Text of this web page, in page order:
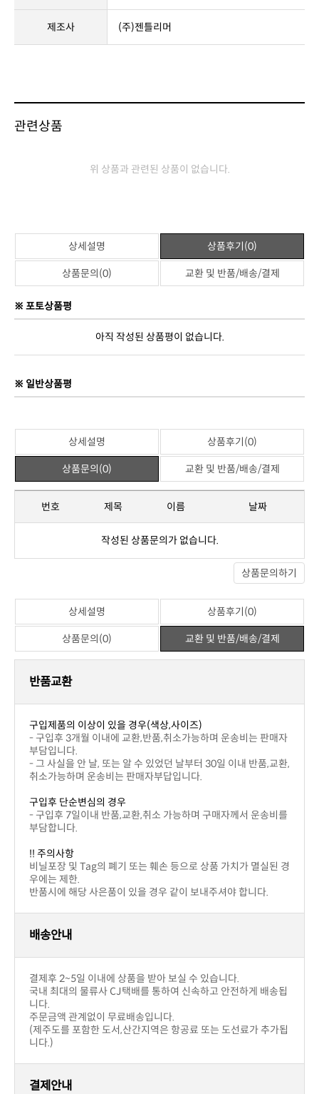
제조사 (주)젠틀리머
관련상품
위 상품과 관련된 상품이 없습니다.
상세설명 상품후기(0)
상품문의(0) 교환 및 반품/배송/결제
※ 포토상품평
아직 작성된 상품평이 없습니다.
※ 일반상품평
상세설명 상품후기(0)
상품문의(0) 교환 및 반품/배송/결제
번호 제목 이름 날짜
작성된 상품문의가 없습니다.
상품문의하기
상세설명 상품후기(0)
상품문의(0) 교환 및 반품/배송/결제
반품교환
구입제품의 이상이 있을 경우(색상,사이즈)
부담입니다.
취소가능하며 운송비는 판매자부답입니다.
구입후 단순변심의 경우
부담합니다.
!! 주의사항
우에는 제한.
반품시에 해당 사은품이 있을 경우 같이 보내주셔야 합니다.
배송안내
결제후 2~5일 이내에 상품을 받아 보실 수 있습니다.
니다.
주문금액 관계없이 무료배송입니다.
니다.)
결제안내